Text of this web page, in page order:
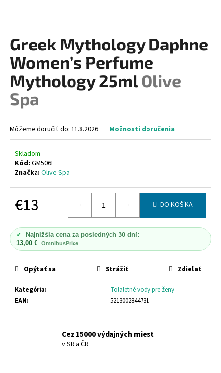
Greek Mythology Daphne
Women’s Perfume
Mythology 25mlOlive
Spa
Môžeme doručiť do: 11.8.2026 Možnosti doručenia
Skladom
Kód: GM506F
Značka: Olive Spa
€13
cena:
DO KOŠÍKA
✓
Najnižšia cena za posledných 30 dní:
13,00 €
OmnibusPrice
Kategória:
Tolaletné vody pre ženy
EAN: 5213002844731
Opýtať sa Strážiť Zdieľať
Cez 15000 výdajných miest
v SR a ČR
s
ť
?
O
d
o
č
a
m
DONKEY
MILK
MYDLO